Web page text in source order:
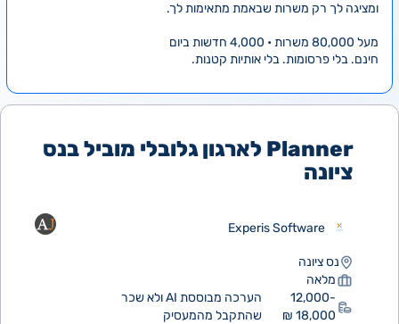
ומציגה לך רק משרות שבאמת מתאימות לך.
מעל 80,000 משרות • 4,000 חדשות ביום
חינם. בלי פרסומות. בלי אותיות קטנות.
Planner לארגון גלובלי מוביל בנס
ציונה
Experis Software
נס ציונה
מלאה
12,000-
18,000 ₪
הערכה מבוססת AI ולא שכר
שהתקבל מהמעסיק